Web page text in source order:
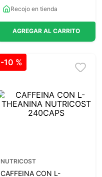
Recojo en tienda
AGREGAR AL CARRITO
-10 %
NUTRICOST
CAFFEINA CON L-